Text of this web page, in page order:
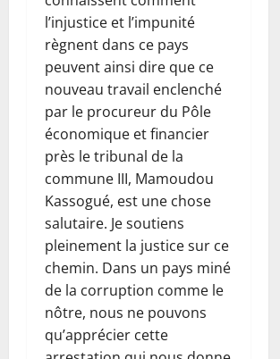
l’injustice et l’impunité
règnent dans ce pays
peuvent ainsi dire que ce
nouveau travail enclenché
par le procureur du Pôle
économique et financier
près le tribunal de la
commune III, Mamoudou
Kassogué, est une chose
salutaire. Je soutiens
pleinement la justice sur ce
chemin. Dans un pays miné
de la corruption comme le
nôtre, nous ne pouvons
qu’apprécier cette